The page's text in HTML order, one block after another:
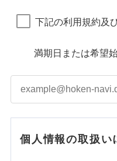
下記の利用規約及
満期日または希望
個人情報の取扱い